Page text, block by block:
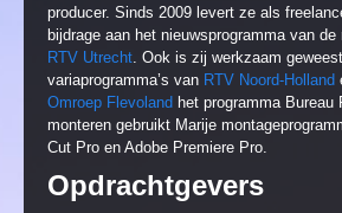
producer. Sinds 2009 levert ze als
bijdrage aan het nieuwsprogramma van de
RTV Utrecht . Ook is zij werkzaam
variaprogramma’s van RTV Noord-Holland
Omroep Flevoland het programma Bureau
monteren gebruikt Marije
Cut Pro en Adobe Premiere Pro.
Opdrachtgevers